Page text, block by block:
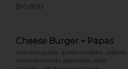
$10.600
Cheese Burger + Papas
Hamburguesa, queso cheddar, cebolla
morada picada, pepinillos, salsa